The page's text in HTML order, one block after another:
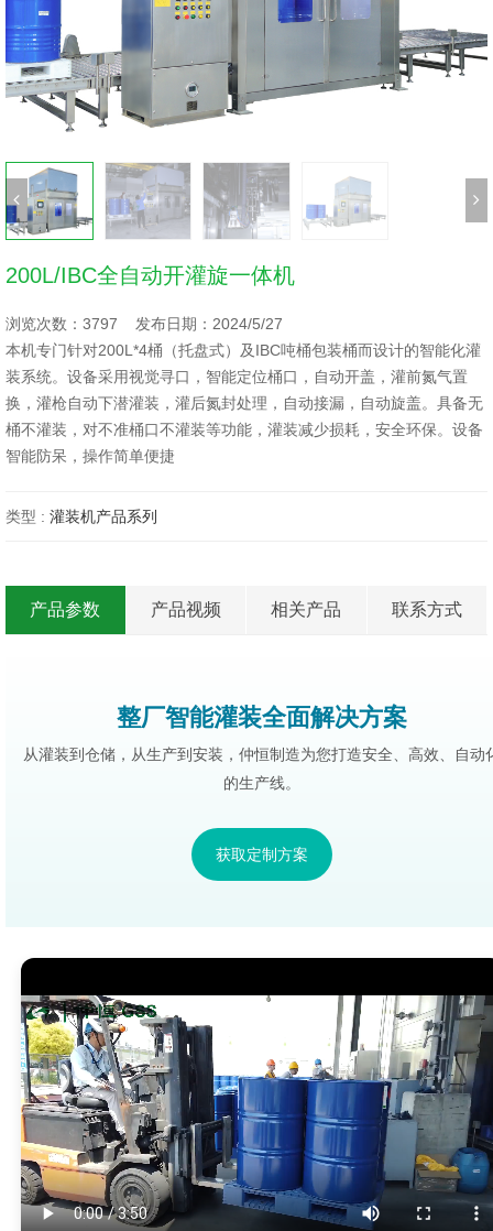
200L/IBC全自动开灌旋一体机
浏览次数：3797 发布日期：2024/5/27
本机专门针对200L*4桶（托盘式）及IBC吨桶包装桶而设计的智能化灌
装系统。设备采用视觉寻口，智能定位桶口，自动开盖，灌前氮气置
换，灌枪自动下潜灌装，灌后氮封处理，自动接漏，自动旋盖。具备无
桶不灌装，对不准桶口不灌装等功能，灌装减少损耗，安全环保。设备
智能防呆，操作简单便捷
类型 : 灌装机产品系列
产品参数 产品视频 相关产品 联系方式
整厂智能灌装全面解决方案
从灌装到仓储，从生产到安装，仲恒制造为您打造安全、高效、自动
的生产线。
获取定制方案